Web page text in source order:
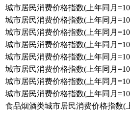
城市居民消费价格指数(上年同月
城市居民消费价格指数(上年同月
城市居民消费价格指数(上年同月
城市居民消费价格指数(上年同月
城市居民消费价格指数(上年同月
城市居民消费价格指数(上年同月
城市居民消费价格指数(上年同月
城市居民消费价格指数(上年同月
食品烟酒类城市居民消费价格指数(